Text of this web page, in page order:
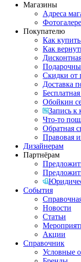
Магазины
Адреса
Покупателю
Как
Как
Скидки от
Доставка
Обойкин
Запись к
Что-то
Обратная
Правовая
Дизайнерам
Партнёрам
События
Новости
Статьи
Акции
Справочник
Условные